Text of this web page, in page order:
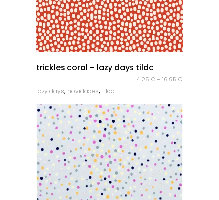
trickles coral – lazy days tilda
4.25 € – 16.95 €
lazy days, novidades, tilda